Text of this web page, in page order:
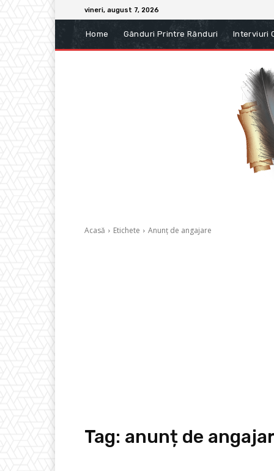
vineri, august 7, 2026
Home Gânduri Printre Rânduri Interviuri
Acasă Etichete Anunț de angajare
Tag: anunț de